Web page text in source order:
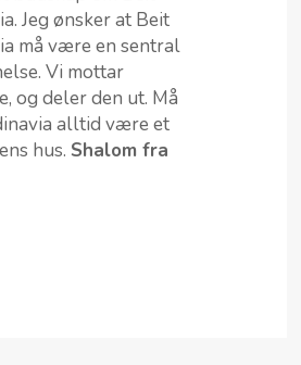
Jeg ønsker at Beit
må være en sentral
Vi mottar
og deler den ut. Må
alltid være et
hus. Shalom fra